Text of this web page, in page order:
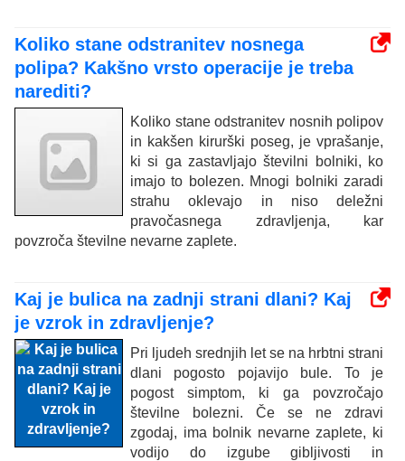
Koliko stane odstranitev nosnega
polipa? Kakšno vrsto operacije je treba
narediti?
Koliko stane odstranitev nosnih polipov
in kakšen kirurški poseg, je vprašanje,
ki si ga zastavljajo številni bolniki, ko
imajo to bolezen. Mnogi bolniki zaradi
strahu oklevajo in niso deležni
pravočasnega zdravljenja, kar
povzroča številne nevarne zaplete.
Kaj je bulica na zadnji strani dlani? Kaj
je vzrok in zdravljenje?
Pri ljudeh srednjih let se na hrbtni strani
dlani pogosto pojavijo bule. To je
pogost simptom, ki ga povzročajo
številne bolezni. Če se ne zdravi
zgodaj, ima bolnik nevarne zaplete, ki
vodijo do izgube gibljivosti in